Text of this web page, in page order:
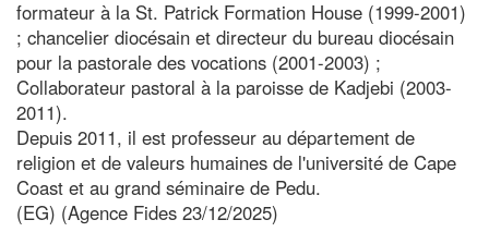
formateur à la St. Patrick Formation House (1999-2001)
; chancelier diocésain et directeur du bureau diocésain
pour la pastorale des vocations (2001-2003) ;
Collaborateur pastoral à la paroisse de Kadjebi (2003-
2011).
Depuis 2011, il est professeur au département de
religion et de valeurs humaines de l'université de Cape
Coast et au grand séminaire de Pedu.
(EG) (Agence Fides 23/12/2025)